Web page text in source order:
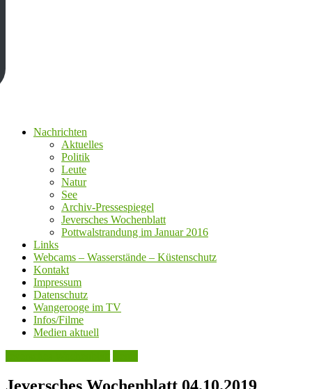
Nachrichten
Aktuelles
Politik
Leute
Natur
See
Archiv-Pressespiegel
Jeversches Wochenblatt
Pottwalstrandung im Januar 2016
Links
Webcams – Wasserstände – Küstenschutz
Kontakt
Impressum
Datenschutz
Wangerooge im TV
Infos/Filme
Medien aktuell